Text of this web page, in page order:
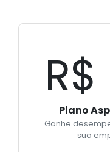
Plano
Ganhe
sua